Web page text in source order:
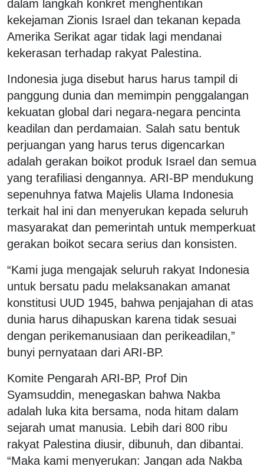
dalam langkah konkret menghentikan
kekejaman Zionis Israel dan tekanan kepada
Amerika Serikat agar tidak lagi mendanai
kekerasan terhadap rakyat Palestina.
Indonesia juga disebut harus harus tampil di
panggung dunia dan memimpin penggalangan
kekuatan global dari negara-negara pencinta
keadilan dan perdamaian. Salah satu bentuk
perjuangan yang harus terus digencarkan
adalah gerakan boikot produk Israel dan semua
yang terafiliasi dengannya. ARI-BP mendukung
sepenuhnya fatwa Majelis Ulama Indonesia
terkait hal ini dan menyerukan kepada seluruh
masyarakat dan pemerintah untuk memperkuat
gerakan boikot secara serius dan konsisten.
“Kami juga mengajak seluruh rakyat Indonesia
untuk bersatu padu melaksanakan amanat
konstitusi UUD 1945, bahwa penjajahan di atas
dunia harus dihapuskan karena tidak sesuai
dengan perikemanusiaan dan perikeadilan,”
bunyi pernyataan dari ARI-BP.
Komite Pengarah ARI-BP, Prof Din
Syamsuddin, menegaskan bahwa Nakba
adalah luka kita bersama, noda hitam dalam
sejarah umat manusia. Lebih dari 800 ribu
rakyat Palestina diusir, dibunuh, dan dibantai.
“Maka kami menyerukan: Jangan ada Nakba